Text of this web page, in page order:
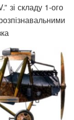
зі складу 1-ого